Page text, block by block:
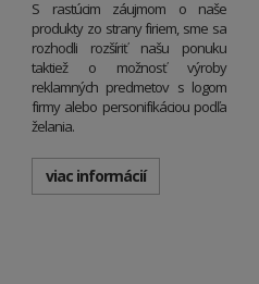
S rastúcim záujmom o naše
produkty zo strany firiem, sme sa
rozhodli rozšíriť našu ponuku
taktiež o možnosť výroby
reklamných predmetov s logom
firmy alebo personifikáciou podľa
želania.
viac informácií